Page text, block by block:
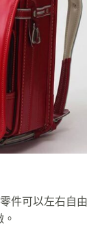
件可以左右自